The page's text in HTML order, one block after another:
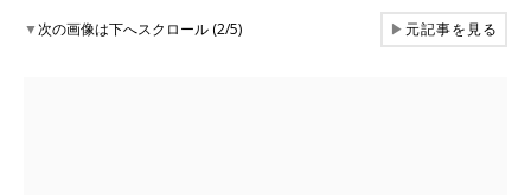
▼次の画像は下へスクロール (2/5) ▶元記事を見る